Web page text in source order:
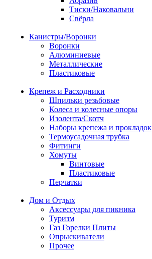
Тиски/Наковальни
Свёрла
Канистры/Воронки
Воронки
Алюминиевые
Металлические
Пластиковые
Крепеж и Расходники
Шпильки резьбовые
Колеса и колесные опоры
Изолента/Скотч
Наборы крепежа и прокладок
Термоусадочная трубка
Фитинги
Хомуты
Винтовые
Пластиковые
Перчатки
Дом и Отдых
Аксессуары для пикника
Туризм
Газ Горелки Плиты
Опрыскиватели
Прочее